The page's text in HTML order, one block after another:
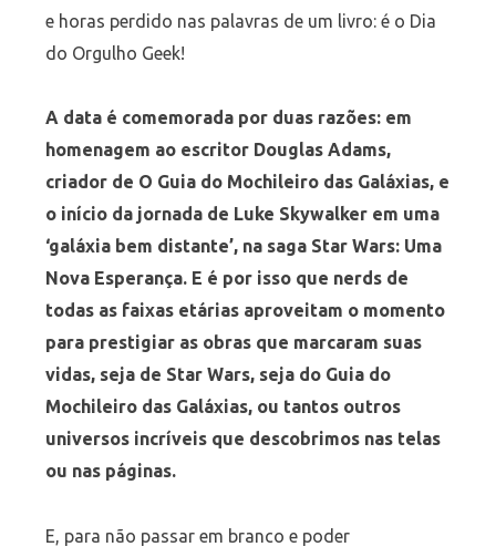
e horas perdido nas palavras de um livro: é o Dia
do Orgulho Geek!
A data é comemorada por duas razões: em
homenagem ao escritor Douglas Adams,
criador de O Guia do Mochileiro das Galáxias, e
o início da jornada de Luke Skywalker em uma
‘galáxia bem distante’, na saga Star Wars: Uma
Nova Esperança. E é por isso que nerds de
todas as faixas etárias aproveitam o momento
para prestigiar as obras que marcaram suas
vidas, seja de Star Wars, seja do Guia do
Mochileiro das Galáxias, ou tantos outros
universos incríveis que descobrimos nas telas
ou nas páginas.
E, para não passar em branco e poder